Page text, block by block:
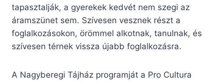
tapasztalják, a gyerekek kedvét nem szegi az
áramszünet sem. Szívesen vesznek részt a
foglalkozásokon, örömmel alkotnak, tanulnak, és
szívesen térnek vissza újabb foglalkozásra.
A Nagyberegi Tájház programját a Pro Cultura